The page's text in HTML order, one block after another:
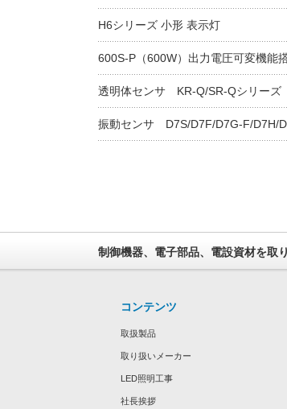
H6シリーズ 小形 表示灯
600S-P（600W）出力電圧可変機能
透明体センサ KR-Q/SR-Qシリーズ
振動センサ D7S/D7F/D7G-F/D7H/
制御機器、電子部品、電設資材を取
コンテンツ
取扱製品
取り扱いメーカー
LED照明工事
社長挨拶